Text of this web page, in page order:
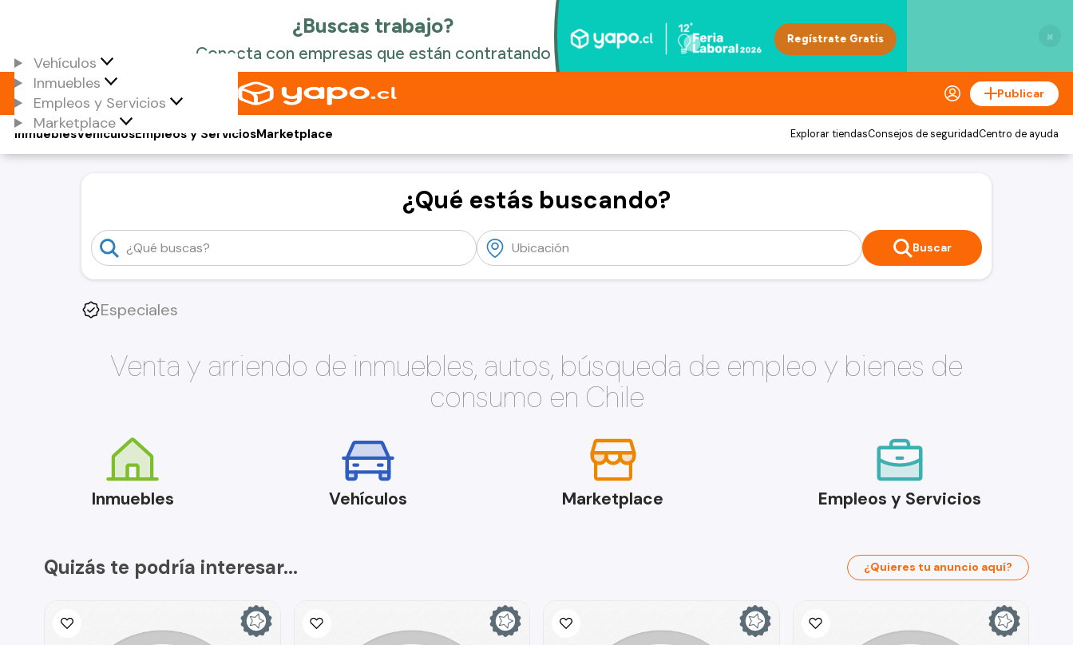
×
Vehículos
Inmuebles
Empleos y Servicios
Marketplace
Publicar
Vehículos
Inmuebles Empleos y ServiciosMarketplace Explorar tiendasConsejos de seguridadCentro de ayuda
¿Qué estás buscando?
Buscar
Especiales
Venta y arriendo de inmuebles, autos, búsqueda de empleo y bienes de
consumo en Chile
Inmuebles Vehículos Marketplace Empleos y Servicios
Quizás te podría interesar... ¿Quieres tu anuncio aquí?